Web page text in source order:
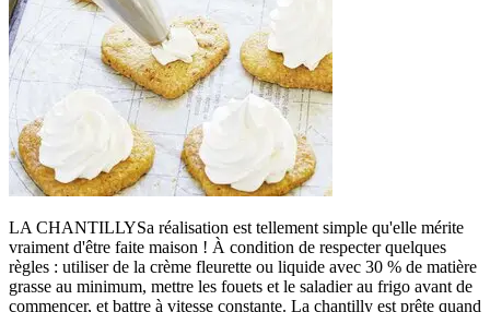
LA CHANTILLYSa réalisation est tellement simple qu'elle mérite
vraiment d'être faite maison ! À condition de respecter quelques
règles : utiliser de la crème fleurette ou liquide avec 30 % de matière
grasse au minimum, mettre les fouets et le saladier au frigo avant de
commencer, et battre à vitesse constante. La chantilly est prête quand